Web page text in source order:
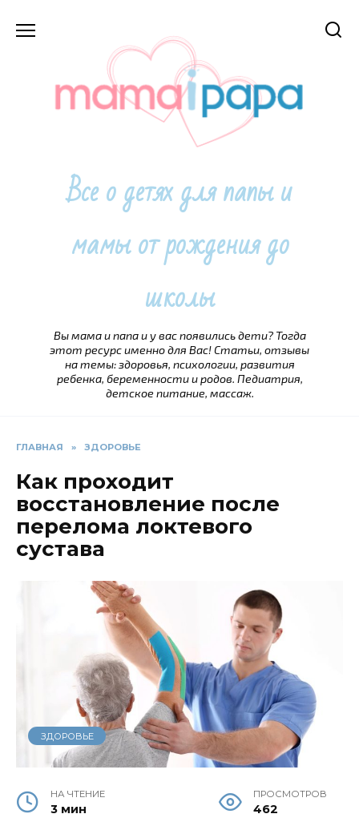
Все о детях для папы и
мамы от рождения до
школы
Вы мама и папа и у вас появились дети? Тогда
этот ресурс именно для Вас! Статьи, отзывы
на темы: здоровья, психологии, развития
ребенка, беременности и родов. Педиатрия,
детское питание, массаж.
ГЛАВНАЯ » ЗДОРОВЬЕ
Как проходит
восстановление после
перелома локтевого
сустава
ЗДОРОВЬЕ
НА ЧТЕНИЕ
3 мин
ПРОСМОТРОВ
462